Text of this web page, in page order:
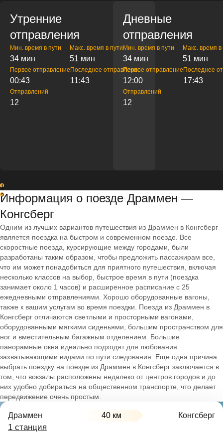
Утренние
отправления
Мин. время в пути
34 мин
Макс. время в пути
51 мин
Первое отправление
00:43
Последнее отправление
11:43
Отправлений
12
Дневные
отправления
Мин. время в пути
34 мин
Макс. время в
51 мин
Первое отправление
12:00
Последнее
17:43
Отправлений
12
1
2
Информация о поезде Драммен —
Конгсберг
Одним из лучших вариантов путешествия из Драммен в Конгсберг
является поездка на быстром и современном поезде. Все
скоростные поезда, курсирующие между городами, были
разработаны таким образом, чтобы предложить пассажирам все,
что им может понадобиться для приятного путешествия, включая
несколько классов на выбор, быстрое время в пути (поездка
занимает около 1 часов) и расширенное расписание с 25
ежедневными отправлениями. Хорошо оборудованные вагоны,
также к вашим услугам во время поездки. Поезда из Драммен в
Конгсберг отличаются светлыми и просторными вагонами,
оборудованными мягкими сиденьями, большим пространством для
ног и вместительным багажным отделением. Большие
панорамные окна идеально подходят для любования
захватывающими видами по пути следования. Еще одна причина
выбрать поездку на поезде из Драммен в Конгсберг заключается в
том, что вокзалы расположены недалеко от центров городов и до
них удобно добираться на общественном транспорте, что делает
передвижение очень простым.
Драммен 40 км Конгсберг
1 станция